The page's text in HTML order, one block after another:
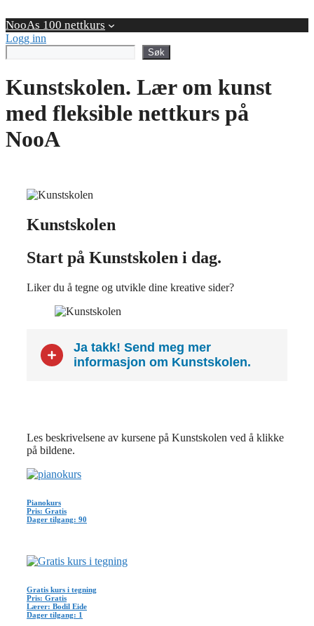
to
content
NooAs 100 nettkurs
Logg inn
Søk
Søk
Kunstskolen. Lær om kunst
med fleksible nettkurs på
NooA
Kunstskolen
Start på Kunstskolen i dag.
Liker du å tegne og utvikle dine kreative sider?
Ja takk! Send meg mer
informasjon om Kunstskolen.
Les beskrivelsene av kursene på Kunstskolen ved å klikke
på bildene.
Pianokurs
Pris: Gratis
Dager tilgang: 90
Gratis kurs i tegning
Pris: Gratis
Lærer: Bodil Eide
Dager tilgang: 1